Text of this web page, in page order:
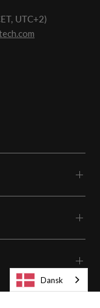
UTC+2)
Dansk